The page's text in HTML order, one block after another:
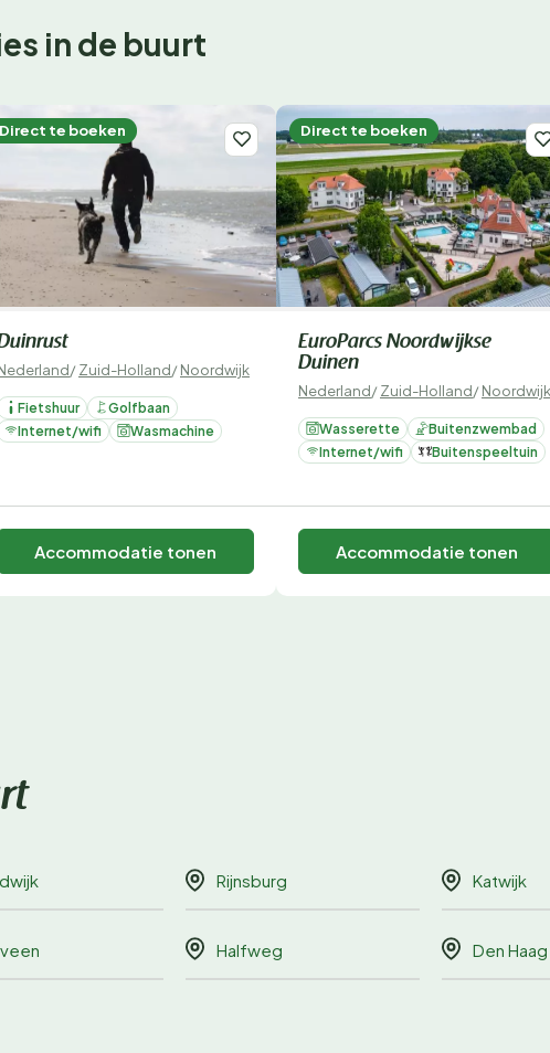
in de buurt
Direct te boeken
/Zuid-Holland/Noordwijk
Fietshuur
Golfbaan
Internet/wifi
Wasmachine
Accommodatie tonen
Direct te boeken
EuroParcs Noordwijkse
Duinen
Nederland/Zuid-Holland/Noordwijk
Wasserette
Buitenzwembad
Internet/wifi
Buitenspeeltuin
Accommodatie tonen
Rijnsburg Katwijk
Halfweg Den Haag